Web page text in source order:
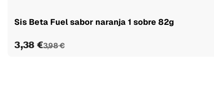
Sis Beta Fuel sabor naranja 1 sobre 82g
3,38 €3,98 €